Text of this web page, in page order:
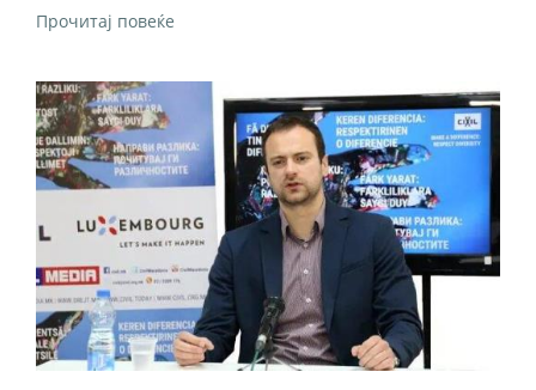
Прочитај повеќе